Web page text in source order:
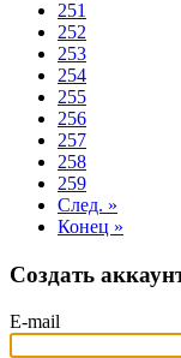
251
252
253
254
255
256
257
258
259
След. »
Конец »
Создать
E-mail